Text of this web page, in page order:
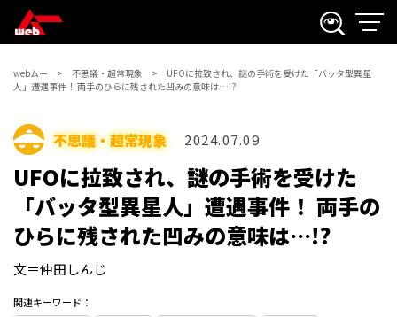
webムー 不思議・超常現象
UFOに拉致され、謎の手術を受けた「バッタ型異星
人」遭遇事件！ 両手のひらに残された凹みの意味は…!?
不思議・超常現象 2024.07.09
UFOに拉致され、謎の手術を受けた
「バッタ型異星人」遭遇事件！ 両手の
ひらに残された凹みの意味は…!?
文＝仲田しんじ
関連キーワード：